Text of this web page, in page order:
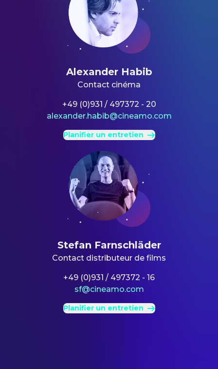
Alexander Habib
Contact cinéma
+49 (0)931 / 497372 - 20
alexander.habib@cineamo.com
Planifier un entretien
Stefan Farnschläder
Contact distributeur de films
+49 (0)931 / 497372 - 16
sf@cineamo.com
Planifier un entretien